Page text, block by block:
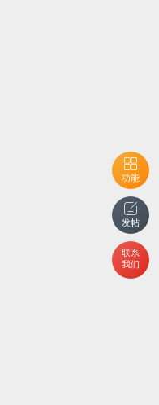
功能
发帖
联系
我们